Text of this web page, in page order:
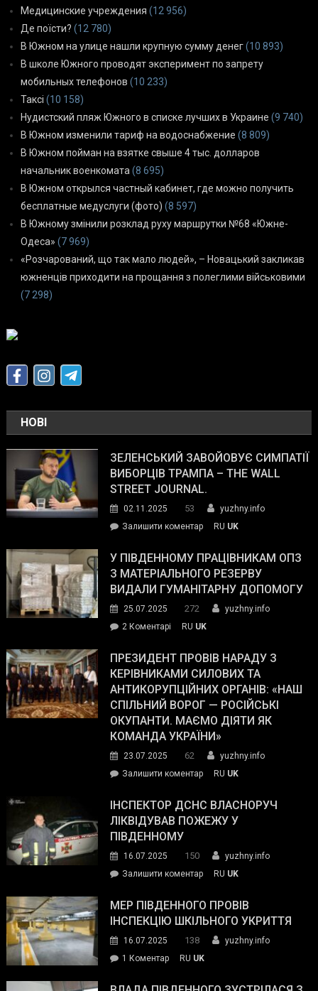
Медицинские учреждения (12 956)
Де поїсти? (12 780)
В Южном на улице нашли крупную сумму денег(10 893)
В школе Южного проводят эксперимент по запрету
мобильных телефонов (10 233)
Таксі (10 158)
Нудистский пляж Южного в списке лучших в Украине (9 740)
В Южном изменили тариф на водоснабжение (8 809)
В Южном пойман на взятке свыше 4 тыс. долларов
начальник военкомата (8 695)
В Южном открылся частный кабинет, где можно получить
бесплатные медуслуги (фото) (8 597)
В Южному змінили розклад руху маршрутки №68 «Южне-
Одеса» (7 969)
«Розчарований, що так мало людей», – Новацький закликав
южненців приходити на прощання з полеглими військовими
(7 298)
НОВІ
ЗЕЛЕНСЬКИЙ ЗАВОЙОВУЄ СИМПАТІЇ
ВИБОРЦІВ ТРАМПА – THE WALL
STREET JOURNAL.
02.11.2025 53
yuzhny.info
Залишити коментарon
завойовує
симпатії
виборців
The
Street
Journal.
RU UK
У ПІВДЕННОМУ ПРАЦІВНИКАМ ОПЗ
З МАТЕРІАЛЬНОГО РЕЗЕРВУ
ВИДАЛИ ГУМАНІТАРНУ ДОПОМОГУ
25.07.2025 272
yuzhny.info
2 Коментарі
Південному
працівникам
ОПЗ
з
матеріального
резерву
гуманітарну
допомогу
RU UK
ПРЕЗИДЕНТ ПРОВІВ НАРАДУ З
КЕРІВНИКАМИ СИЛОВИХ ТА
АНТИКОРУПЦІЙНИХ ОРГАНІВ: «НАШ
СПІЛЬНИЙ ВОРОГ — РОСІЙСЬКІ
ОКУПАНТИ. МАЄМО ДІЯТИ ЯК
КОМАНДА УКРАЇНИ»
23.07.2025 62
yuzhny.info
Залишити коментарon
провів
нараду
силових
та
органів:
«Наш
спільний
RU UK
ІНСПЕКТОР ДСНС ВЛАСНОРУЧ
ЛІКВІДУВАВ ПОЖЕЖУ У
ПІВДЕННОМУ
16.07.2025 150
yuzhny.info
Залишити коментарon
ДСНС
власноруч
пожежу
у
RU UK
МЕР ПІВДЕННОГО ПРОВІВ
ІНСПЕКЦІЮ ШКІЛЬНОГО УКРИТТЯ
16.07.2025 138
yuzhny.info
1 Коментардо
Південного
RU UK